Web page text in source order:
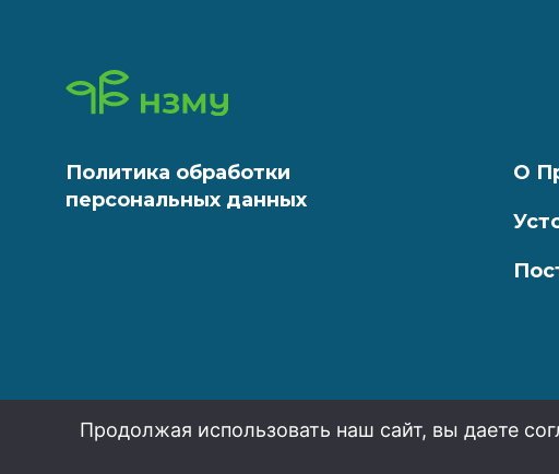
Политика обработки
персональных данных
О
Продолжая использовать наш сайт, вы даете